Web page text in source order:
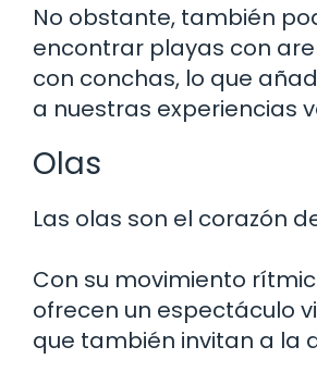
No obstante, también
encontrar playas con
con conchas, lo que
a nuestras experiencias
Olas
Las olas son el corazón
Con su movimiento
ofrecen un espectáculo
que también invitan a la